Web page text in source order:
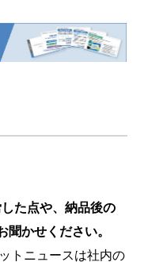
た点や、納品後の
かせください。
トニュースは社内の